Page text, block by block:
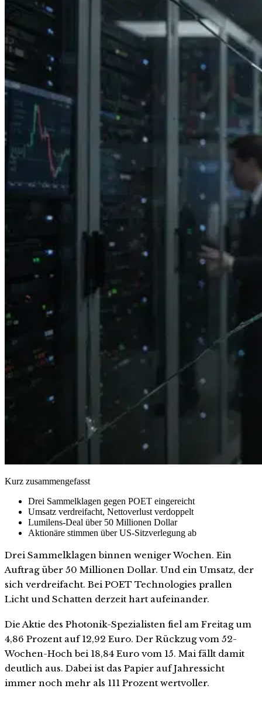
Kurz zusammengefasst
Drei Sammelklagen gegen POET eingereicht
Umsatz verdreifacht, Nettoverlust verdoppelt
Lumilens-Deal über 50 Millionen Dollar
Aktionäre stimmen über US-Sitzverlegung ab
Drei Sammelklagen binnen weniger Wochen. Ein
Auftrag über 50 Millionen Dollar. Und ein Umsatz, der
sich verdreifacht. Bei POET Technologies prallen
Licht und Schatten derzeit hart aufeinander.
Die Aktie des Photonik-Spezialisten fiel am Freitag um
4,86 Prozent auf 12,92 Euro. Der Rückzug vom 52-
Wochen-Hoch bei 18,84 Euro vom 15. Mai fällt damit
deutlich aus. Dabei ist das Papier auf Jahressicht
immer noch mehr als 111 Prozent wertvoller.